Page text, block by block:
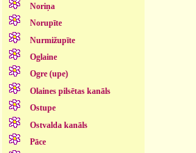
Noriņa
Norupīte
Nurmižupīte
Oglaine
Ogre (upe)
Olaines pilsētas kanāls
Ostupe
Ostvalda kanāls
Pāce